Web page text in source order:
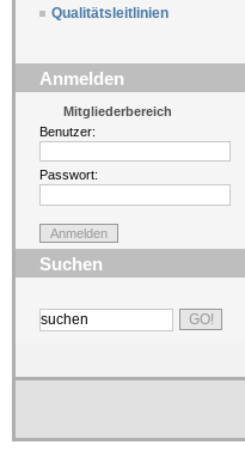
Qualitätsleitlinien
Anmelden
Mitgliederbereich
Benutzer:
Passwort:
Suchen